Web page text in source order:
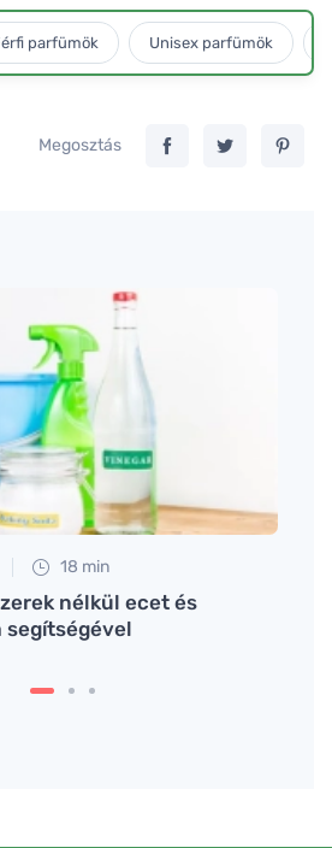
parfümök Unisex parfümök
Megosztás
18 min
nélkül ecet és
segítségével